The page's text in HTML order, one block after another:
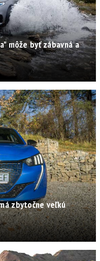
môže byť zábavná a
zbytočne veľkú